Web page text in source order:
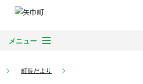
メニュー
町長だより